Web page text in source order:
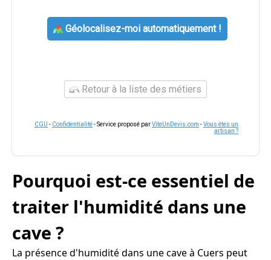
Géolocalisez-moi automatiquement !
Retour à la liste des métiers
CGU - Confidentialité- Service proposé parViteUnDevis.com -Vous êtes un
artisan ?
Pourquoi est-ce essentiel de
traiter l'humidité dans une
cave ?
La présence d'humidité dans une cave à Cuers peut